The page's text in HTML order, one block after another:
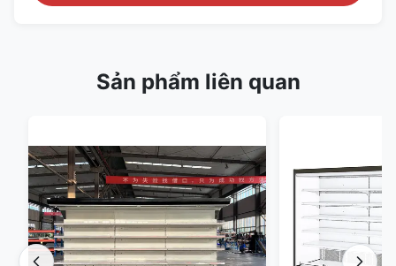
Sản phẩm liên quan